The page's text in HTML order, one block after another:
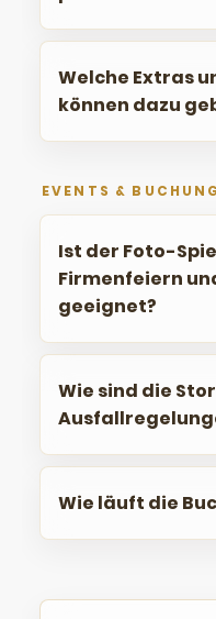
Welche Extras
können dazu
EVENTS & BUCHUNG
Ist der Foto-
Firmenfeiern
geeignet?
Wie sind die
Wie läuft die